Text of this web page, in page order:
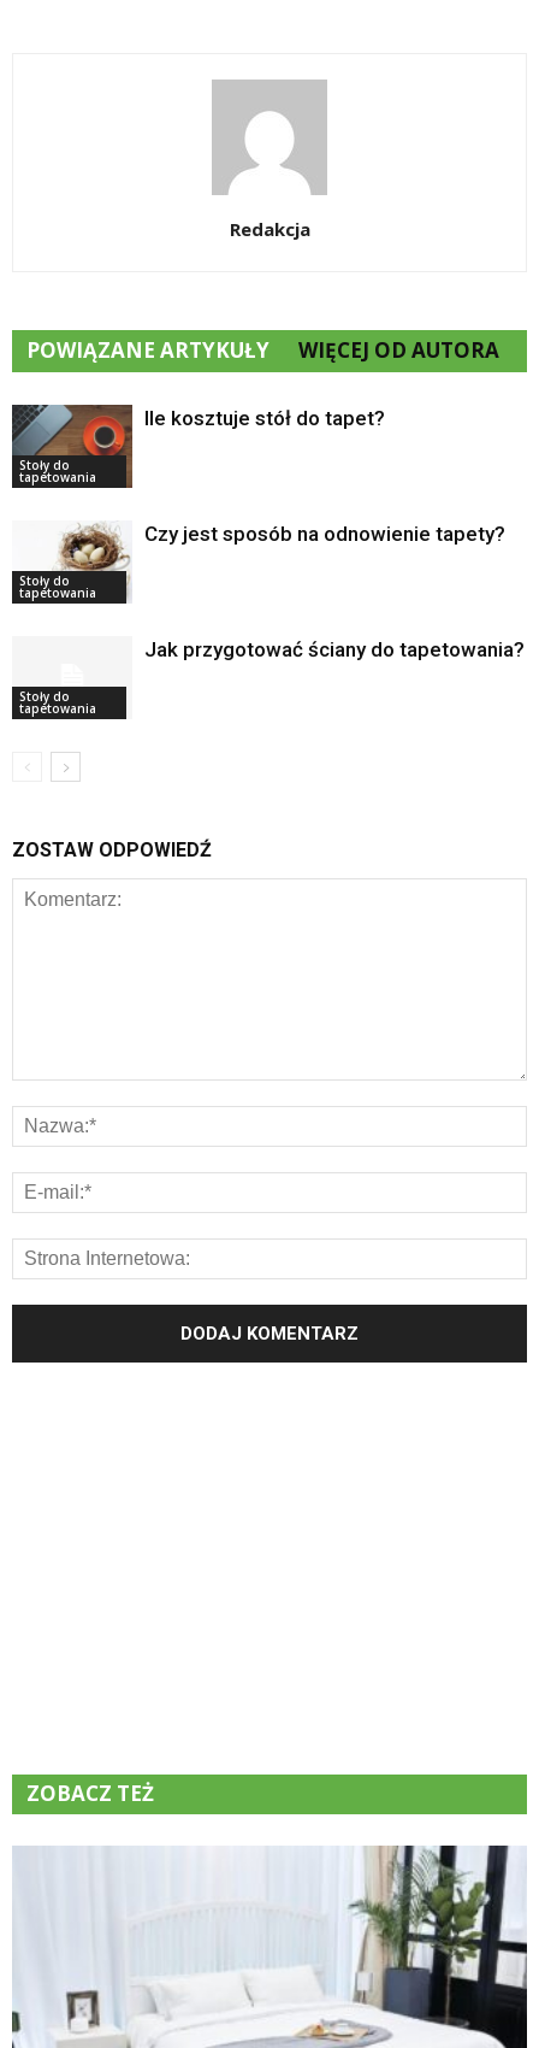
Redakcja
POWIĄZANE ARTYKUŁY WIĘCEJ OD AUTORA
Stoły do
tapetowania
Ile kosztuje stół do tapet?
Stoły do
tapetowania
Czy jest sposób na odnowienie tapety?
Stoły do
tapetowania
Jak przygotować ściany do tapetowania?
ZOSTAW ODPOWIEDŹ
ZOBACZ TEŻ